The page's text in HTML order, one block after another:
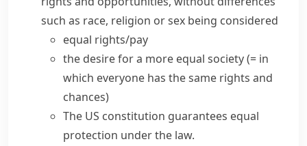
such as race, religion or sex being considered
equal rights/pay
the desire for a more equal society(= in
which everyone has the same rights and
chances)
The US constitution guarantees equal
protection under the law.